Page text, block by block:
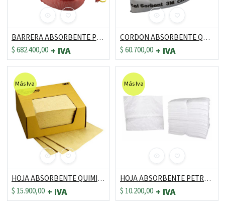
BARRERA ABSORBENTE PETROLEO REF: T-270 DE 8" X 10 FT
$682.400,00
CORDON ABSORBENTE QUIMICOS REF: P-200 DE 3" X 4 FT
$60.700,00
HOJA ABSORBENTE QUIMICOS REF: P-110 DE 11" X 13"
$ 15.900,00
Más Iva
HOJA ABSORBENTE PETROLEO REF: HP-156 DE 17" X 19"
$ 10.200,00
Más Iva